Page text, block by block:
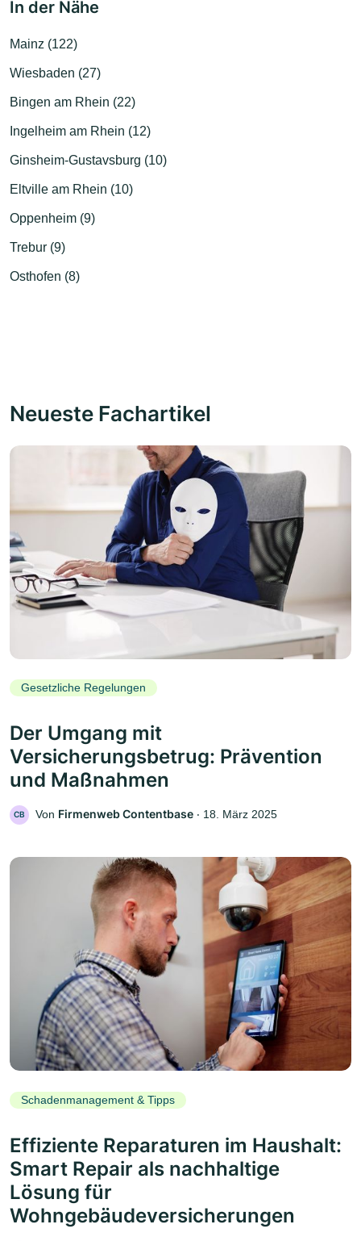
In der Nähe
Mainz (122)
Wiesbaden (27)
Bingen am Rhein (22)
Ingelheim am Rhein (12)
Ginsheim-Gustavsburg (10)
Eltville am Rhein (10)
Oppenheim (9)
Trebur (9)
Osthofen (8)
Neueste Fachartikel
Gesetzliche Regelungen
Der Umgang mit
Versicherungsbetrug: Prävention
und Maßnahmen
CB Von Firmenweb Contentbase ‧ 18. März 2025
Schadenmanagement & Tipps
Effiziente Reparaturen im Haushalt:
Smart Repair als nachhaltige
Lösung für
Wohngebäudeversicherungen